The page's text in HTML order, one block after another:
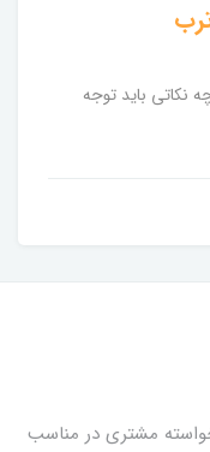
نکاتی باید توجه
مشتری در مناسب